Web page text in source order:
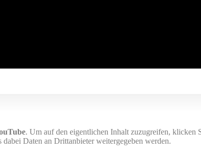
. Um auf den eigentlichen Inhalt zuzugreifen, klicken
Daten an Drittanbieter weitergegeben werden.